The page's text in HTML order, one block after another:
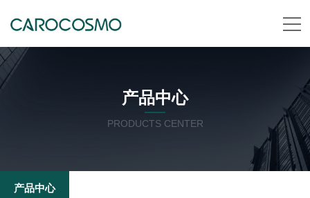
产品中心
PRODUCTS CENTER
产品中心